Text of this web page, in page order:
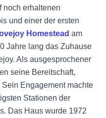
noch erhaltenen
und einer der ersten
Homestead am
Jahre lang das Zuhause
Als ausgesprochener
seine Bereitschaft,
Engagement machte
Stationen der
Das Haus wurde 1972